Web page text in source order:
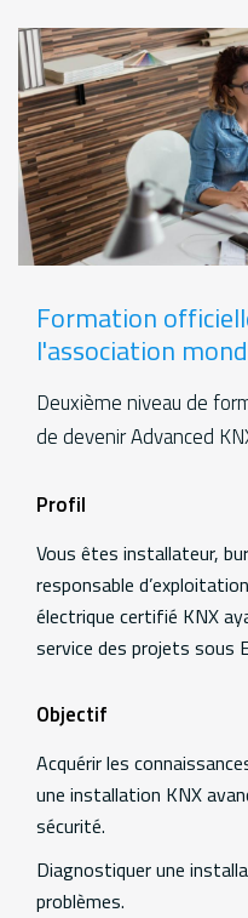
Formation
l'association
Deuxième niveau de
de devenir Advanced
Formations
Profil
Vous êtes installateur,
responsable
électrique certifié KNX
service des projets sous
Objectif
Acquérir les
une installation KNX
sécurité.
Diagnostiquer une
problèmes.